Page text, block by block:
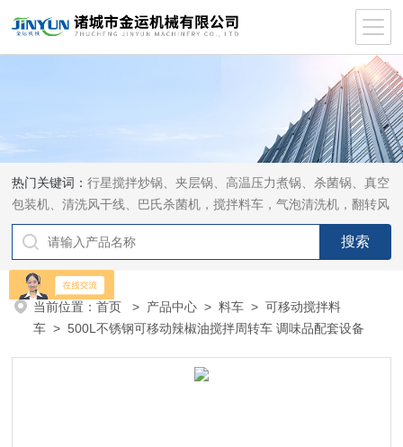
热门关键词：行星搅拌炒锅、夹层锅、高温压力煮锅、杀菌锅、真空
包装机、清洗风干线、巴氏杀菌机，搅拌料车，气泡清洗机，翻转风
干机
当前位置：首页 > 产品中心 >料车 >可移动搅拌料
车 > 500L不锈钢可移动辣椒油搅拌周转车 调味品配套设备